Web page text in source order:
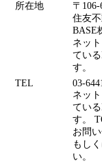
所在地
〒
住友
BASE
ネッ
てい
す。
TEL
03-
ネッ
てい
す。
お問
もし
い。